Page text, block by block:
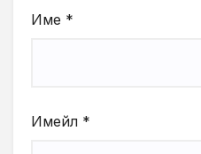
Име *
Имейл *